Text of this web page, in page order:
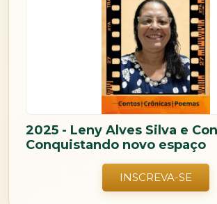
2025 - Leny Alves Silva e
Conquistando novo espaço
INSCREVA-SE